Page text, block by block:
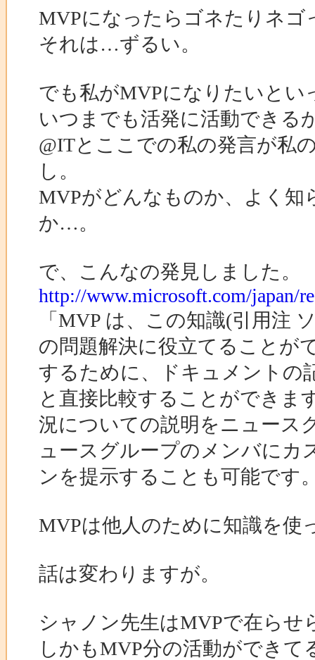
MVPになったらゴネたりネ
それは…ずるい。
でも私がMVPになりたいと
いつまでも活発に活動できる
@ITとここでの私の発言が私
し。
MVPがどんなものか、よく知
か…。
で、こんなの発見しました。
http://www.microsoft.com/japan/
「MVP は、この知識(引用注
の問題解決に役立てることが
するために、ドキュメントの
と直接比較することができま
況についての説明をニュース
ュースグループのメンバにカ
ンを提示することも可能です
MVPは他人のために知識を使
話は変わりますが。
シャノン先生はMVPで在ら
しかもMVP分の活動ができ